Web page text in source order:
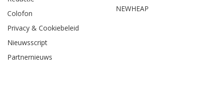
Colofon
Privacy & Cookiebeleid
Nieuwsscript
Partnernieuws
NEWHEAP